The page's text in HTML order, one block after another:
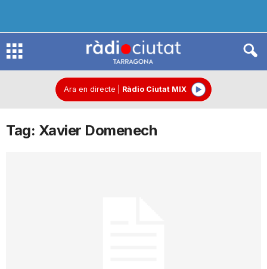
R
d
Ara en directe Ràdio Ciutat MIX
Tag: Xavier Domenech